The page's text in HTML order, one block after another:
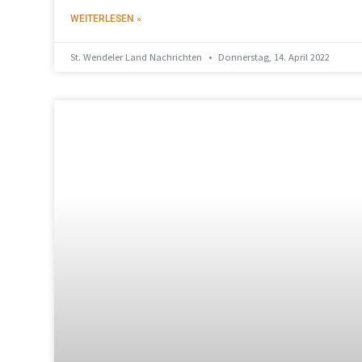
WEITERLESEN »
St. Wendeler Land Nachrichten Donnerstag, 14. April 2022